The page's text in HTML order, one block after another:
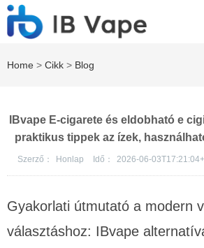
Home > Cikk > Blog
IBvape E-cigarete és eldobható e
praktikus tippek az ízek,
Szerző： Honlap Idő： 2026-06-
Gyakorlati útmutató a modern
választáshoz: IBvape